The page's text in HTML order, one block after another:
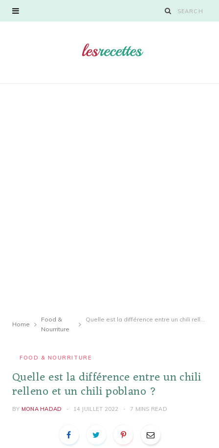
Home
Food &
Nourriture
Quelle est la différence entre un chili relleno et un chili poblano ?
FOOD & NOURRITURE
Quelle est la différence entre un chili
relleno et un chili poblano ?
BY MONA HADAD 14 JUILLET 2022 7 MINS READ